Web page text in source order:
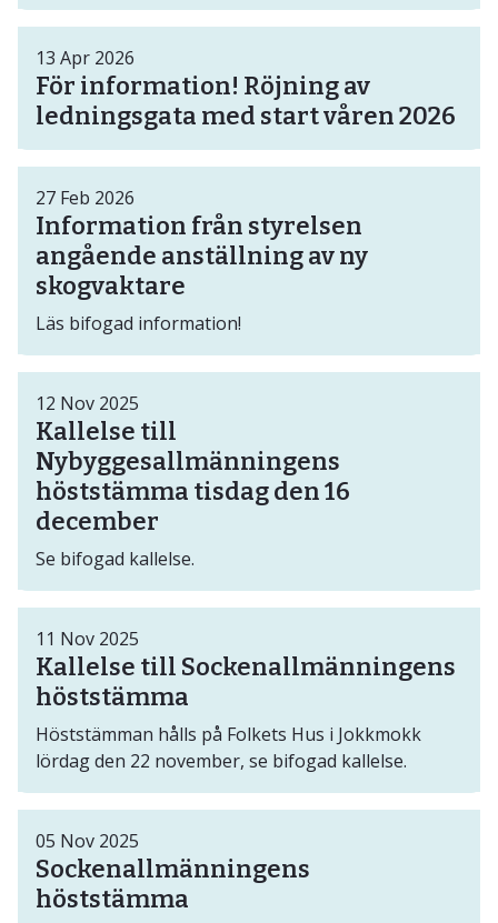
För information! Röjning av
ledningsgata med start våren 2026
13 Apr 2026
Information från styrelsen
angående anställning av ny
skogvaktare
27 Feb 2026
Läs bifogad information!
Kallelse till
Nybyggesallmänningens
höststämma tisdag den 16
december
12 Nov 2025
Se bifogad kallelse.
Kallelse till Sockenallmänningens
höststämma
11 Nov 2025
Höststämman hålls på Folkets Hus i Jokkmokk
lördag den 22 november, se bifogad kallelse.
Sockenallmänningens
höststämma
05 Nov 2025